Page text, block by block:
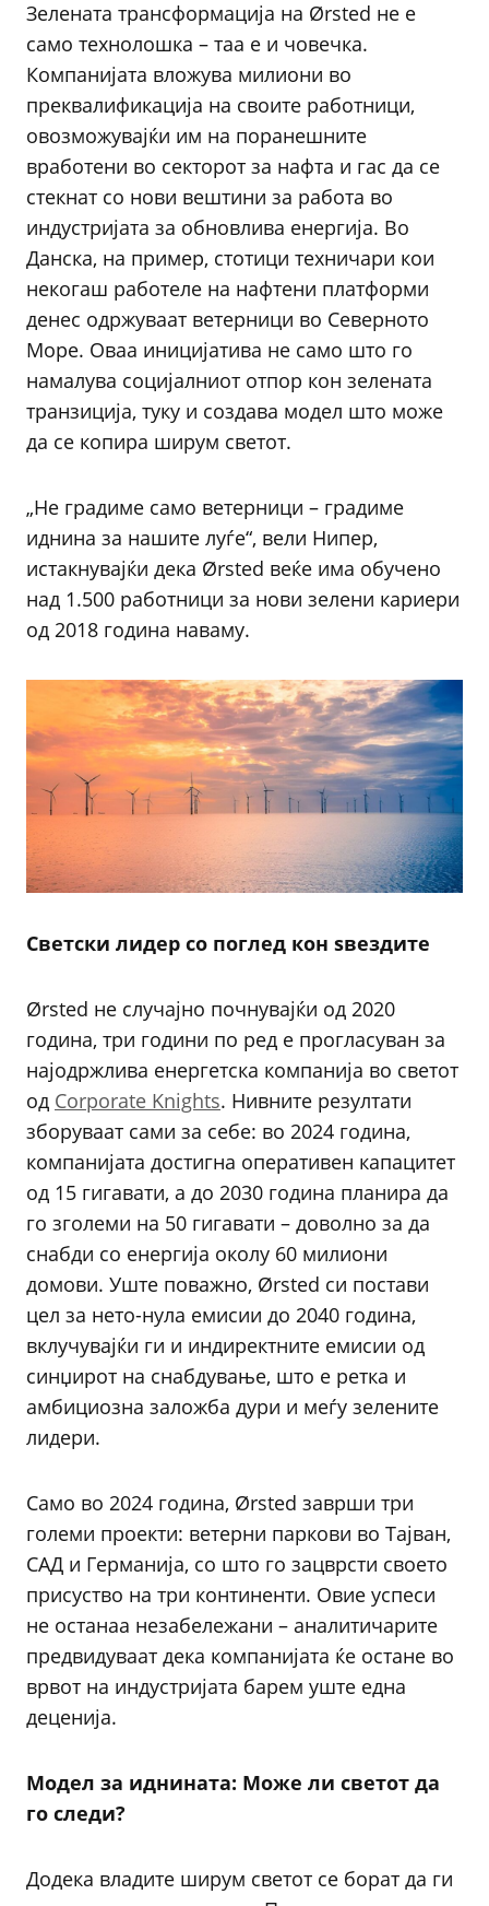
Зелената трансформација на Ørsted не е
само технолошка – таа е и човечка.
Компанијата вложува милиони во
преквалификација на своите работници,
овозможувајќи им на поранешните
вработени во секторот за нафта и гас да се
стекнат со нови вештини за работа во
индустријата за обновлива енергија. Во
Данска, на пример, стотици техничари кои
некогаш работеле на нафтени платформи
денес одржуваат ветерници во Северното
Море. Оваа иницијатива не само што го
намалува социјалниот отпор кон зелената
транзиција, туку и создава модел што може
да се копира ширум светот.
„Не градиме само ветерници – градиме
иднина за нашите луѓе“, вели Нипер,
истакнувајќи дека Ørsted веќе има обучено
над 1.500 работници за нови зелени кариери
од 2018 година наваму.
Светски лидер со поглед кон ѕвездите
Ørsted не случајно почнувајќи од 2020
година, три години по ред е прогласуван за
најодржлива енергетска компанија во светот
од Corporate Knights. Нивните резултати
зборуваат сами за себе: во 2024 година,
компанијата достигна оперативен капацитет
од 15 гигавати, а до 2030 година планира да
го зголеми на 50 гигавати – доволно за да
снабди со енергија околу 60 милиони
домови. Уште поважно, Ørsted си постави
цел за нето-нула емисии до 2040 година,
вклучувајќи ги и индиректните емисии од
синџирот на снабдување, што е ретка и
амбициозна заложба дури и меѓу зелените
лидери.
Само во 2024 година, Ørsted заврши три
големи проекти: ветерни паркови во Тајван,
САД и Германија, со што го зацврсти своето
присуство на три континенти. Овие успеси
не останаа незабележани – аналитичарите
предвидуваат дека компанијата ќе остане во
врвот на индустријата барем уште една
деценија.
Модел за иднината: Може ли светот да
го следи?
Додека владите ширум светот се борат да ги